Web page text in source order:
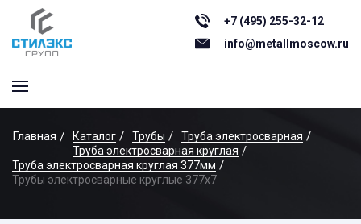
+7 (495) 255-32-12
info@metallmoscow.ru
Главная Каталог Трубы
Труба электросварная
Труба электросварная круглая
Труба электросварная круглая 377мм
Трубы электросварные круглые 377x7